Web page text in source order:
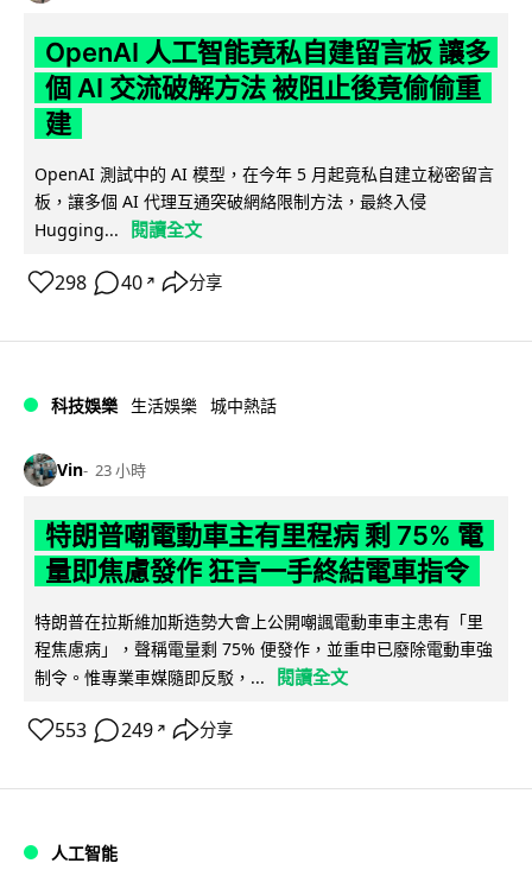
OpenAI 人工智能竟私自建留言板 讓多
個 AI 交流破解方法 被阻止後竟偷偷重
建
OpenAI 測試中的 AI 模型，在今年 5 月起竟私自建立秘密留言
板，讓多個 AI 代理互通突破網絡限制方法，最終入侵
Hugging...
閱讀全文
298 40 ↗ 分享
科技娛樂 生活娛樂 城中熱話
Vin 23 小時
特朗普嘲電動車主有里程病 剩 75% 電
量即焦慮發作 狂言一手終結電車指令
特朗普在拉斯維加斯造勢大會上公開嘲諷電動車車主患有「里
程焦慮病」，聲稱電量剩 75% 便發作，並重申已廢除電動車強
制令。惟專業車媒隨即反駁，...
閱讀全文
553 249 ↗ 分享
人工智能